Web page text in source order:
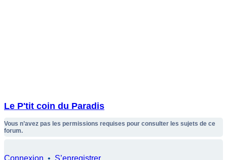
Le P'tit coin du Paradis
Vous n’avez pas les permissions requises pour consulter les sujets de ce
forum.
Connexion • S’enregistrer